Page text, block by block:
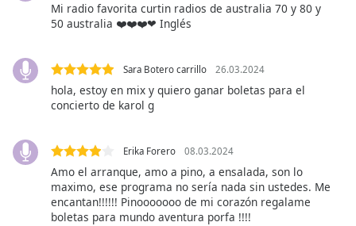
Font
Size
Edge
Style
Mi radio favorita curtin radios de australia 70 y 80 y
50 australia ❤️❤️❤️❤ Inglés
Sara Botero carrillo 26.03.2024
hola, estoy en mix y quiero ganar boletas para el
concierto de karol g
Erika Forero 08.03.2024
Amo el arranque, amo a pino, a ensalada, son lo
maximo, ese programa no sería nada sin ustedes. Me
encantan!!!!!! Pinooooooo de mi corazón regalame
boletas para mundo aventura porfa !!!!